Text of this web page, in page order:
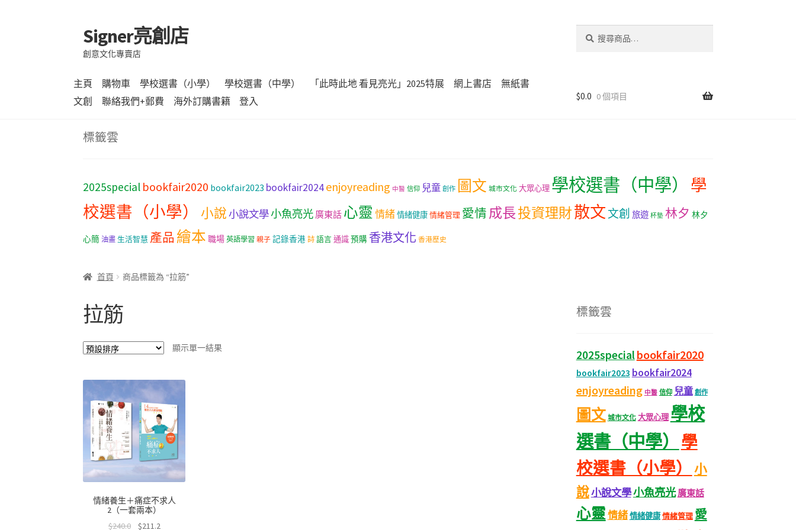
跳
至
導
列
跳
至
主
內
容
Signer亮創店
創意文化專賣店
主頁 購物車 學校選書（小學） 學校選書（中學） 「此時此地 看見亮光」2025特展 網上書店
無紙書
文創
聯絡我們+郵費 海外訂購書籍 登入 $0.0 0 個項目
標籤雲
2025special bookfair2020 bookfair2023 bookfair2024enjoyreading 中醫 信仰 兒童 創作 圖文 城市文化 大眾心理 學校選書（中學）
學
校選書（小學）
小說小說文學小魚亮光 廣東話 心靈 情緒情緒健康情緒管理 愛情成長投資理財散文 文創 旅遊 杯墊 林夕 林夕
心簡 油畫 生活智慧 產品 繪本 職場 英語學習 親子 記錄香港 詩 語言通識預購 香港文化 香港歷史
首頁 商品標籤為 “拉筋”
拉筋
顯示單一結果
情緒養生＋痛症不求人
2（一套兩本）
$240.0 $211.2
標籤雲
2025specialbookfair2020
bookfair2023 bookfair2024
enjoyreading 中醫 信仰 兒童 創作
圖文 城市文化 大眾心理 學校
選書（中學）
學
校選書（小學）
小
說小說文學小魚亮光 廣東話
心靈情緒情緒健康情緒管理 愛